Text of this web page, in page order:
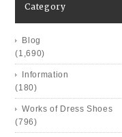
Category
Blog
(1,690)
Information
(180)
Works of Dress Shoes
(796)